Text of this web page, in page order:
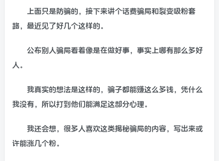
上面只是防骗的，接下来讲个话费骗局和裂变吸粉套
路，最近见了好几个这样的。
公布别人骗局看着像是在做好事，事实上哪有那么多好
人。
我真实的想法是这样的，骗子都能赚这么多钱，凭什么
我没有，所以打到他们能满足这部分心理。
我还会想，很多人喜欢这类揭秘骗局的内容，写出来或
许能涨几个粉。